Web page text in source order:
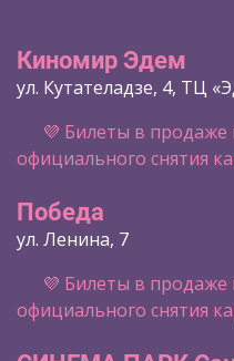
Киномир Эдем
ул. Кутателадзе, 4, ТЦ
💜 Билеты в продаже
официального снятия
Победа
ул. Ленина, 7
💜 Билеты в продаже
официального снятия